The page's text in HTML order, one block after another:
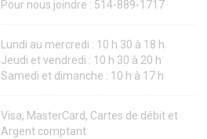
Pour nous joindre : 514-889-1717
Lundi au mercredi : 10 h 30 à 18 h
Jeudi et vendredi : 10 h 30 à 20 h
Samedi et dimanche : 10 h à 17 h
Visa, MasterCard, Cartes de débit et
Argent comptant